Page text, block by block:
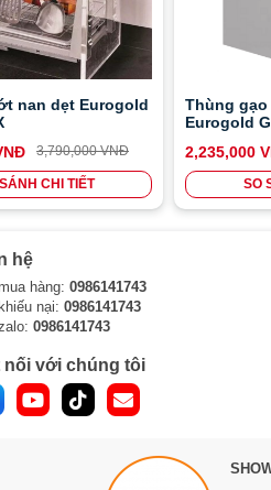
nan dẹt Eurogold
3,790,000 VNĐ
CHI TIẾT
Thùng
Eurogold
2,235,000
SO
hệ
hàng: 0986141743
nại: 0986141743
0986141743
nối với chúng tôi